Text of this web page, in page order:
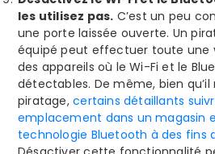
les utilisez pas. C’est un peu
une porte laissée ouverte. Un
équipé peut effectuer toute une
des appareils où le Wi-Fi et le
détectables. De même, bien qu’il
piratage,certains détaillants
emplacement dans un magasin
technologie Bluetooth à des fins